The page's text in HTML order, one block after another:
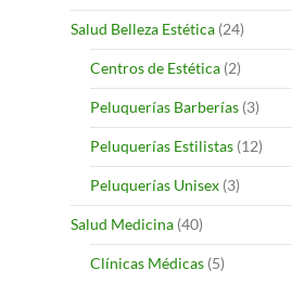
Salud Belleza Estética (24)
Centros de Estética (2)
Peluquerías Barberías (3)
Peluquerías Estilistas (12)
Peluquerías Unisex (3)
Salud Medicina (40)
Clínicas Médicas (5)